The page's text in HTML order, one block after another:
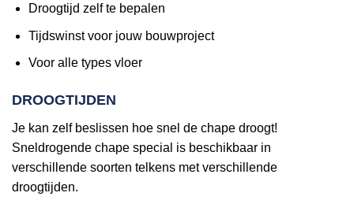
Droogtijd zelf te bepalen
Tijdswinst voor jouw bouwproject
Voor alle types vloer
DROOGTIJDEN
Je kan zelf beslissen hoe snel de chape droogt!
Sneldrogende chape special is beschikbaar in
verschillende soorten telkens met verschillende
droogtijden.